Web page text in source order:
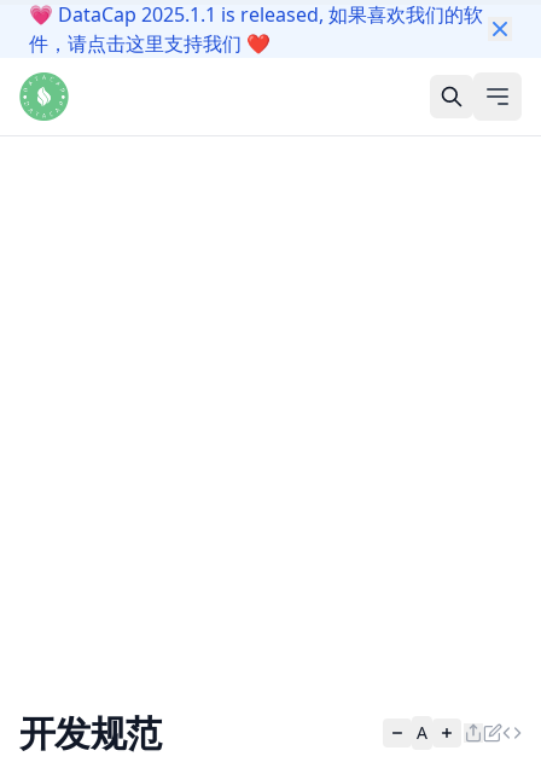
💗 DataCap 2025.1.1 is released, 如果喜欢我们的软
件，请点击这里支持我们 ❤️
开发规范 A